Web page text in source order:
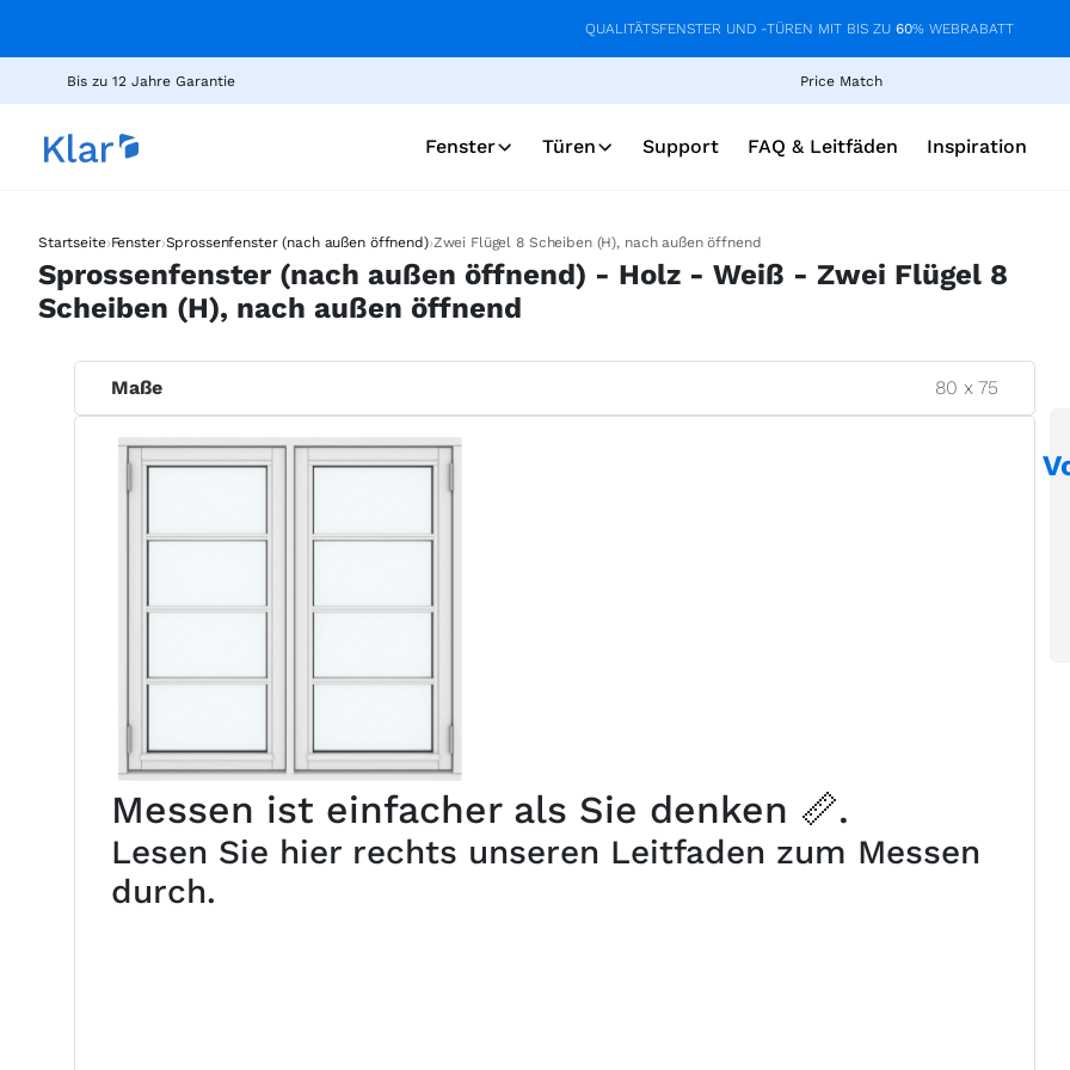
QUALITÄTSFENSTER UND -TÜREN MIT BIS ZU 60% WEBRABATT
Bis zu 12 Jahre Garantie Price Match
Fenster Türen Support FAQ & Leitfäden Inspiration
Startseite›Fenster›Sprossenfenster (nach außen öffnend)›Zwei Flügel 8 Scheiben (H), nach außen öffnend
Sprossenfenster (nach außen öffnend) - Holz - Weiß - Zwei Flügel 8
Scheiben (H), nach außen öffnend
Maße 80 x75
Messen ist einfacher als Sie denken 📏.
Lesen Sie hier rechts unseren Leitfaden zum Messen
durch.